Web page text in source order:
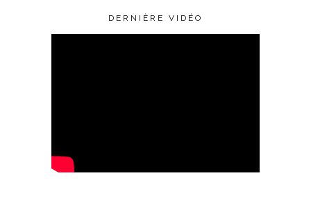
DERNIÈRE VIDÉO